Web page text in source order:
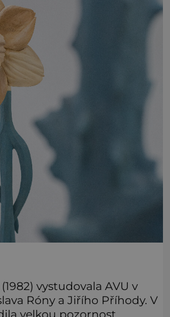
vystudovala AVU v
Róny a Jiřího Příhody. V
velkou pozornost